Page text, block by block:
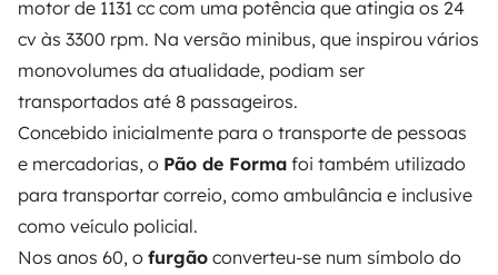
motor de 1131 cc com uma potência que atingia os 24
cv às 3300 rpm. Na versão minibus, que inspirou vários
monovolumes da atualidade, podiam ser
transportados até 8 passageiros.
Concebido inicialmente para o transporte de pessoas
e mercadorias, o Pão de Forma foi também utilizado
para transportar correio, como ambulância e inclusive
como veículo policial.
Nos anos 60, o furgão converteu-se num símbolo do